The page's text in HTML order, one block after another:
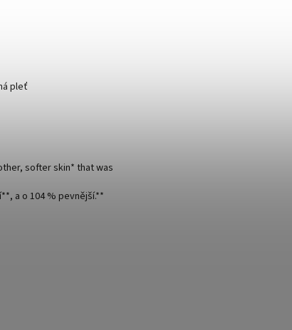
pleť
softer skin* that was
a o 104 % pevnější.**